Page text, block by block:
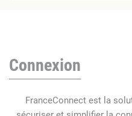
Connexion
FranceConnect est la